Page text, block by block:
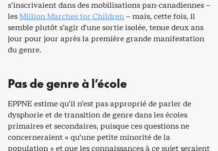
s’inscrivaient dans des mobilisations pan-canadiennes –
lesMillion Marches for Children – mais, cette fois, il
semble plutôt s’agir d’une sortie isolée, tenue deux ans
jour pour jour après la première grande manifestation
du genre.
Pas de genre à l’école
EPPNE estime qu’il n’est pas approprié de parler de
dysphorie et de transition de genre dans les écoles
primaires et secondaires, puisque ces questions ne
concerneraient « qu’une petite minorité de la
population » et que les connaissances à ce sujet seraient